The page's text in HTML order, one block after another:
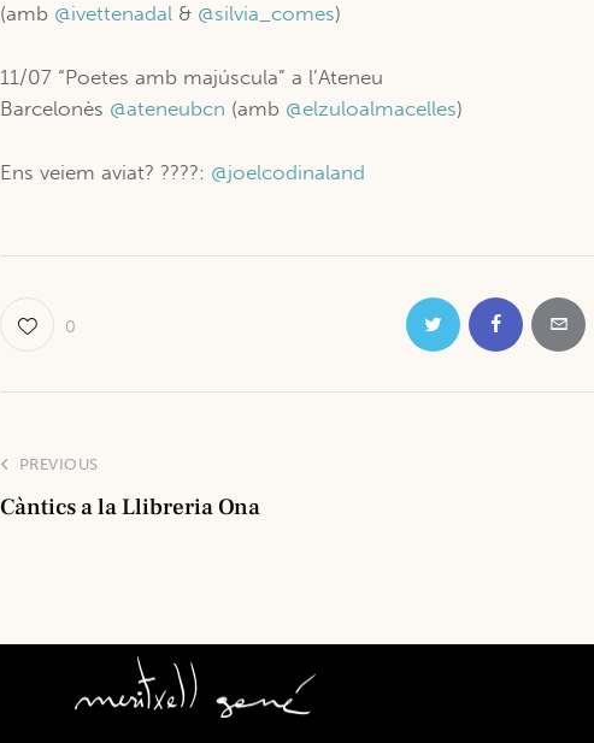
(amb @ivettenadal & @silvia_comes)
11/07 “Poetes amb majúscula” a l’Ateneu
Barcelonès @ateneubcn (amb @elzuloalmacelles)
Ens veiem aviat? ????: @joelcodinaland
0
PREVIOUS
Càntics a la Llibreria Ona